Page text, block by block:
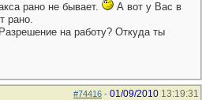
рано не бывает.
А вот у Вас в
рано.
на работу? Откуда ты
#74416 - 01/09/2010 13:19:31